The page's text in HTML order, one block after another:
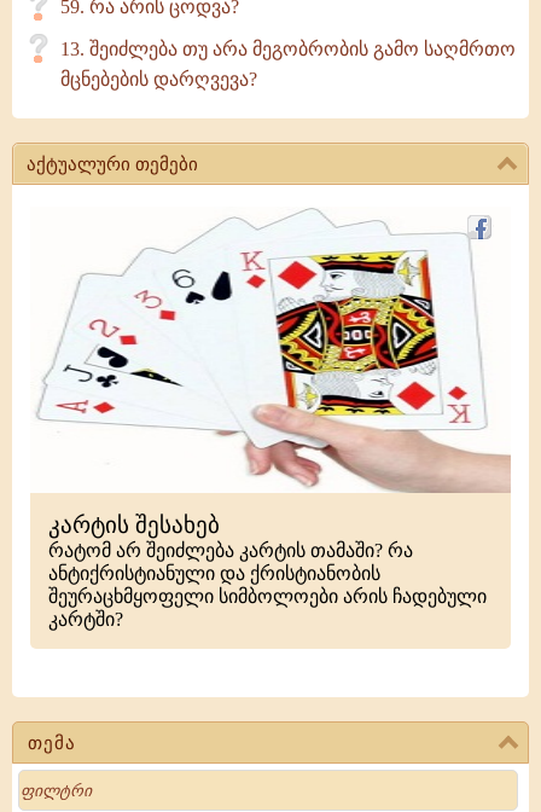
თემა
Search
59. რა არის ცოდვა?
13. შეიძლება თუ არა მეგობრობის გამო საღმრთო
მცნებების დარღვევა?
აქტუალური თემები
კარტის შესახებ
რატომ არ შეიძლება კარტის თამაში? რა
ანტიქრისტიანული და ქრისტიანობის
შეურაცხმყოფელი სიმბოლოები არის ჩადებული
კარტში?